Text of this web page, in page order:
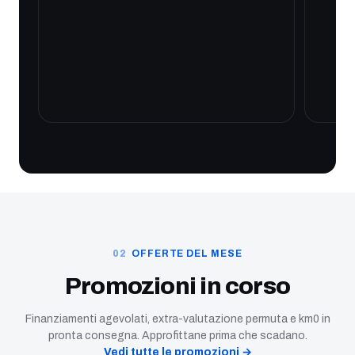
OFFERTE DEL MESE
Promozioni in corso
Finanziamenti agevolati, extra-valutazione permuta e km0 in
pronta consegna. Approfittane prima che scadano.
Vedi tutte le promozioni →